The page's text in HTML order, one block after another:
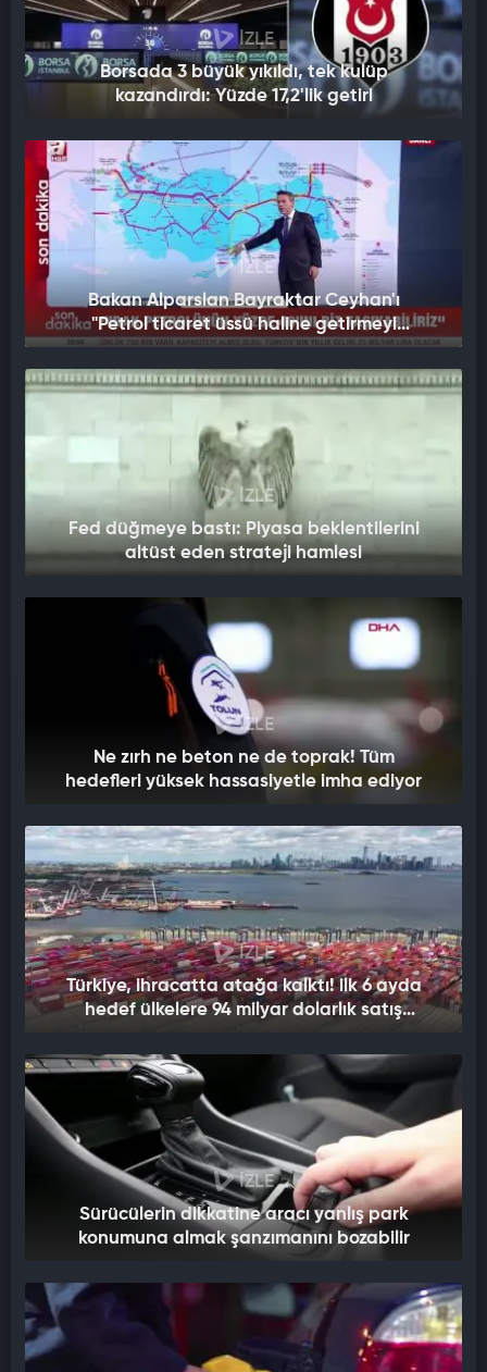
İZLE
Borsada 3 büyük yıkıldı, tek kulüp
kazandırdı: Yüzde 17,2'lik getiri
İZLE
Bakan Alparslan Bayraktar Ceyhan'ı
"Petrol ticaret üssü haline getirmeyi
hedeflediklerini" açıkladı
İZLE
Fed düğmeye bastı: Piyasa beklentilerini
altüst eden strateji hamlesi
İZLE
Ne zırh ne beton ne de toprak! Tüm
hedefleri yüksek hassasiyetle imha ediyor
İZLE
Türkiye, ihracatta atağa kalktı! ilk 6 ayda
hedef ülkelere 94 milyar dolarlık satış
İZLE
Sürücülerin dikkatine aracı yanlış park
konumuna almak şanzımanını bozabilir